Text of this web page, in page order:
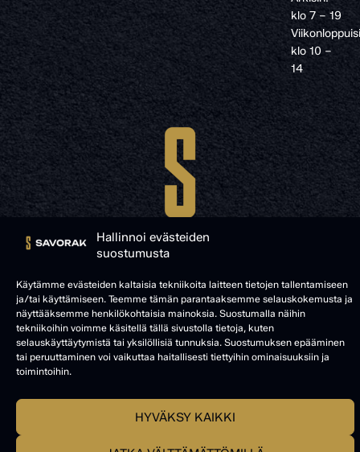
Hallinnoi evästeiden
suostumusta
Käytämme evästeiden kaltaisia tekniikoita laitteen tietojen tallentamiseen
ja/tai käyttämiseen. Teemme tämän parantaaksemme selauskokemusta ja
näyttääksemme henkilökohtaisia mainoksia. Suostumalla näihin
tekniikoihin voimme käsitellä tällä sivustolla tietoja, kuten
selauskäyttäytymistä tai yksilöllisiä tunnuksia. Suostumuksen epääminen
tai peruuttaminen voi vaikuttaa haitallisesti tiettyihin ominaisuuksiin ja
toimintoihin.
HYVÄKSY KAIKKI
klo 7 – 19
klo 10 –
14
© SAVORAK 2025